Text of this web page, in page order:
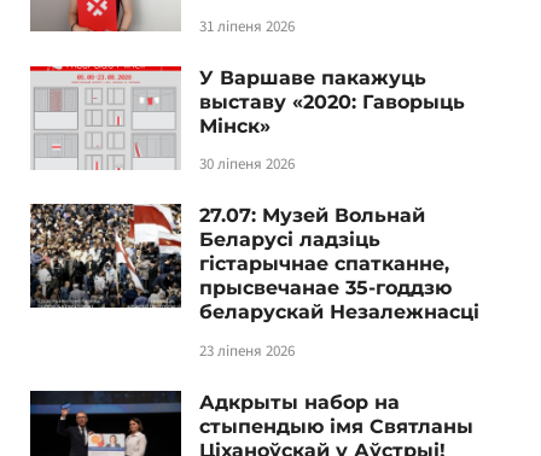
31 ліпеня 2026
У Варшаве пакажуць
выставу «2020: Гаворыць
Мінск»
30 ліпеня 2026
27.07: Музей Вольнай
Беларусі ладзіць
гістарычнае спатканне,
прысвечанае 35-годдзю
беларускай Незалежнасці
23 ліпеня 2026
Адкрыты набор на
стыпендыю імя Святланы
Ціханоўскай у Аўстрыі!